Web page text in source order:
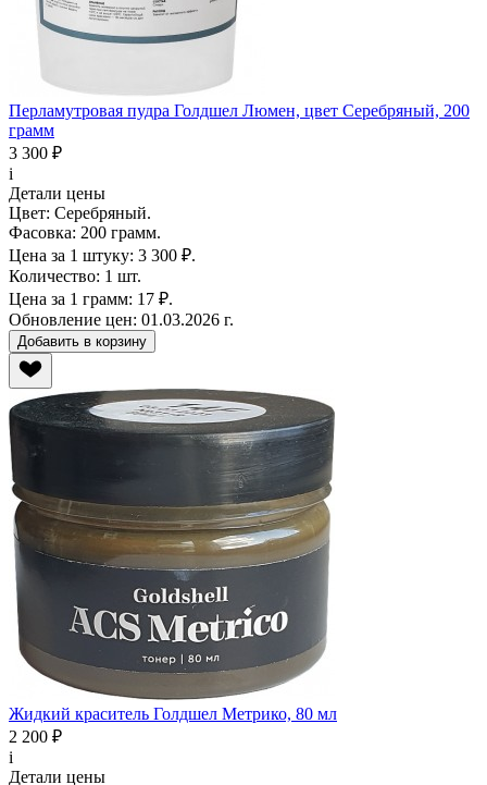
Перламутровая пудра Голдшел Люмен, цвет Серебряный, 200
грамм
3 300 ₽
i
Детали цены
Цвет: Серебряный.
Фасовка: 200 грамм.
Цена за 1 штуку: 3 300 ₽.
Количество: 1 шт.
Цена за 1 грамм: 17 ₽.
Обновление цен: 01.03.2026 г.
Добавить в корзину
Жидкий краситель Голдшел Метрико, 80 мл
2 200 ₽
i
Детали цены